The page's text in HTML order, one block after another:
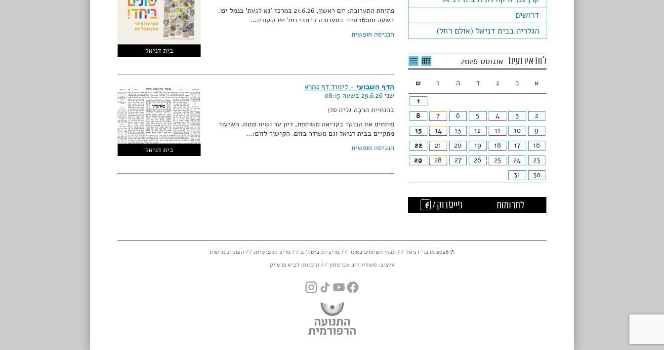
דרושים
הגלריה בבית דניאל (אולם רחל)
לוח אירועים אוגוסט 2026 לרשימת
האירועים
לצפיה
בטבלה
א ב ג ד ה ו
ש
1
2
3
4
5
6
7
8
9
10
11
12
13
14
15
16
17
18
19
20
21
22
23
24
25
26
27
28
29
30
31
לתרומות פייסבוק /
בית דניאל
פתיחת התערוכה: יום ראשון, 21.6.26 במרכז 'נא לגעת' בנמל יפו.
בשעה 16:00 סיור בתערוכה ברחבי נמל יפו (נקודת…
הכניסה חופשית
בית דניאל
הדף השבועי - לימוד דף גמרא
שני 29.6.26 בשעה 08:15
בהנחיית הרבָהּ גליה סדן
פותחים את הבוקר בקריאה משותפת, דיון ער ושיח פתוח. השיעור
מתקיים בבית דניאל וגם משודר בזום. הקישור לזום:…
הכניסה חופשית
© 2026 מרכזי דניאל // תנאי השימוש באתר //מדיניות ביטולים //מדיניות פרטיות // הצהרת נגישות
עיצוב: סטודיו דוב אברמסון // תיכנות:לביא פרצ'יק